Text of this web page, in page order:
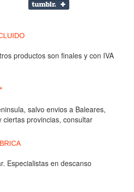
productos son finales y con IVA
salvo envios a Baleares,
provincias, consultar
Especialistas en descanso